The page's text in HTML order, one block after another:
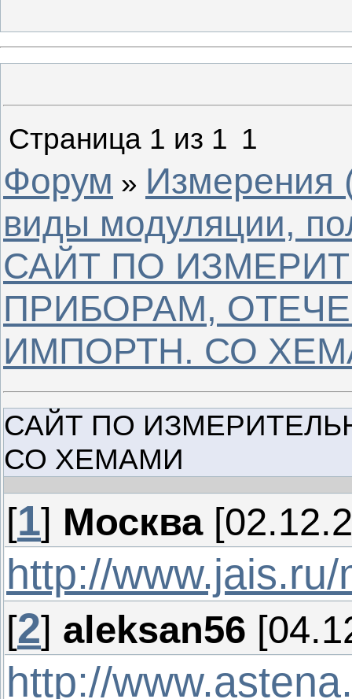
Страница 1 из 1 1
Форум »
виды модуляции,
САЙТ ПО
ПРИБОРАМ,
ИМПОРТН. СО
САЙТ ПО
СО ХЕМАМИ
[1] Москва
http://
[2] aleksan56
http://